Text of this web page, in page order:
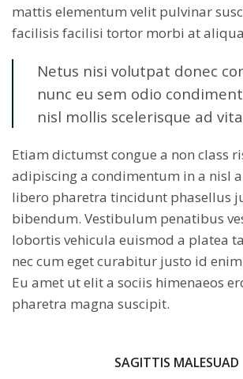
mattis elementum velit pulvinar
facilisis facilisi tortor morbi at
Netus nisi volutpat donec
nunc eu sem odio
nisl mollis scelerisque ad
Etiam dictumst congue a non class
adipiscing a condimentum in a nisl
libero pharetra tincidunt phasellus
bibendum. Vestibulum penatibus
lobortis vehicula euismod a platea
nec cum eget curabitur justo id
Eu amet ut elit a sociis himenaeos
pharetra magna suscipit.
SAGITTIS MALESUAD